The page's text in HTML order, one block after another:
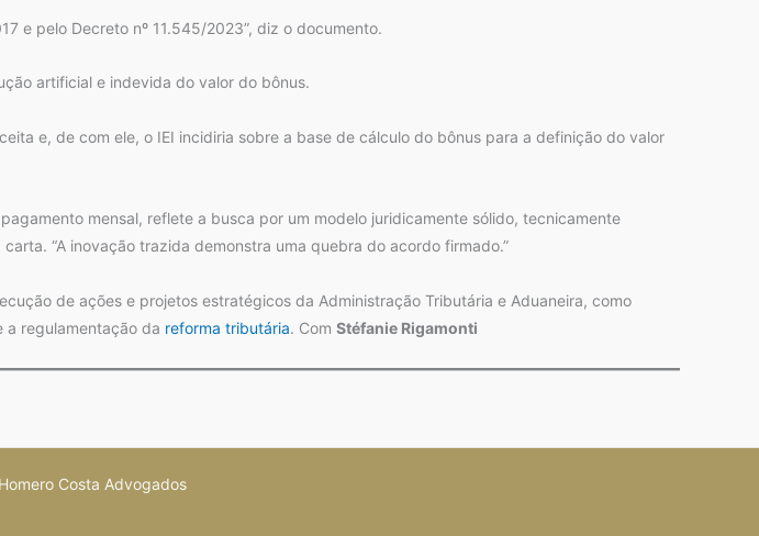
e pelo Decreto nº 11.545/2023”, diz o documento.
artificial e indevida do valor do bônus.
e, de com ele, o IEI incidiria sobre a base de cálculo do bônus para a definição do valor
mensal, reflete a busca por um modelo juridicamente sólido, tecnicamente
“A inovação trazida demonstra uma quebra do acordo firmado.”
de ações e projetos estratégicos da Administração Tributária e Aduaneira, como
a regulamentação da reforma tributária. Com Stéfanie Rigamonti
Costa Advogados